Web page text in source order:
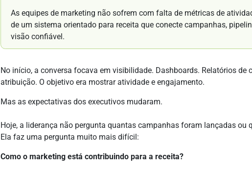
As equipes de marketing não sofrem com falta de métricas de
de um sistema orientado para receita que conecte campanhas,
visão confiável.
No início, a conversa focava em visibilidade. Dashboards. Relatórios de
atribuição. O objetivo era mostrar atividade e engajamento.
Mas as expectativas dos executivos mudaram.
Hoje, a liderança não pergunta quantas campanhas foram lançadas ou
Ela faz uma pergunta muito mais difícil:
Como o marketing está contribuindo para a receita?